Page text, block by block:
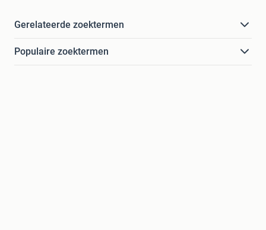
Gerelateerde zoektermen
Populaire zoektermen